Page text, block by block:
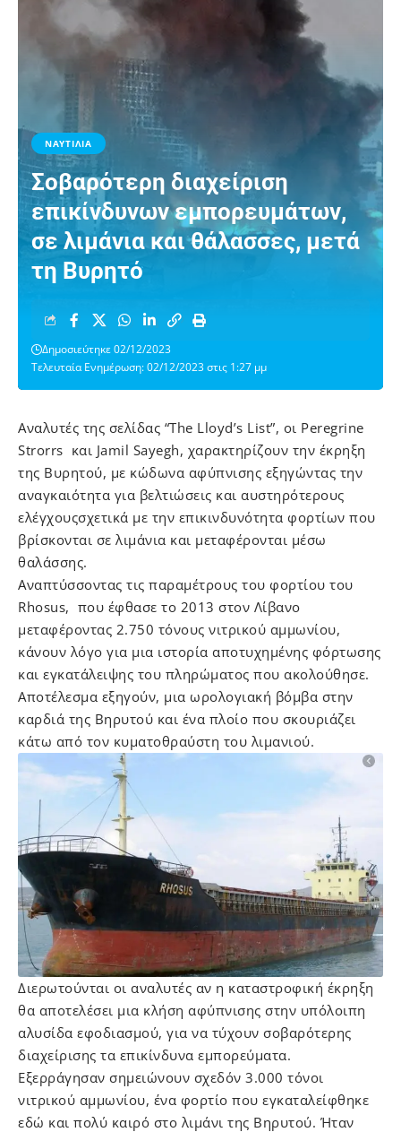
ΝΑΥΤΙΛΙΑ
Σοβαρότερη διαχείριση
επικίνδυνων εμπορευμάτων,
σε λιμάνια και θάλασσες, μετά
τη Βυρητό
Τελευταία Ενημέρωση: 02/12/2023 στις 1:27 μμ
Δημοσιεύτηκε 02/12/2023
Αναλυτές της σελίδας “Τhe Lloyd’s List”, οι Peregrine
Strorrs και Jamil Sayegh, χαρακτηρίζουν την έκρηξη
της Βυρητού, με κώδωνα αφύπνισης εξηγώντας την
αναγκαιότητα για βελτιώσεις και αυστηρότερους
ελέγχουςσχετικά με την επικινδυνότητα φορτίων που
βρίσκονται σε λιμάνια και μεταφέρονται μέσω
θαλάσσης.
Αναπτύσσοντας τις παραμέτρους του φορτίου του
Rhosus, που έφθασε το 2013 στον Λίβανο
μεταφέροντας 2.750 τόνους νιτρικού αμμωνίου,
κάνουν λόγο για μια ιστορία αποτυχημένης φόρτωσης
και εγκατάλειψης του πληρώματος που ακολούθησε.
Αποτέλεσμα εξηγούν, μια ωρολογιακή βόμβα στην
καρδιά της Βηρυτού και ένα πλοίο που σκουριάζει
κάτω από τον κυματοθραύστη του λιμανιού.
Διερωτούνται οι αναλυτές αν η καταστροφική έκρηξη
θα αποτελέσει μια κλήση αφύπνισης στην υπόλοιπη
αλυσίδα εφοδιασμού, για να τύχουν σοβαρότερης
διαχείρισης τα επικίνδυνα εμπορεύματα.
Εξερράγησαν σημειώνουν σχεδόν 3.000 τόνοι
νιτρικού αμμωνίου, ένα φορτίο που εγκαταλείφθηκε
εδώ και πολύ καιρό στο λιμάνι της Βηρυτού. Ήταν